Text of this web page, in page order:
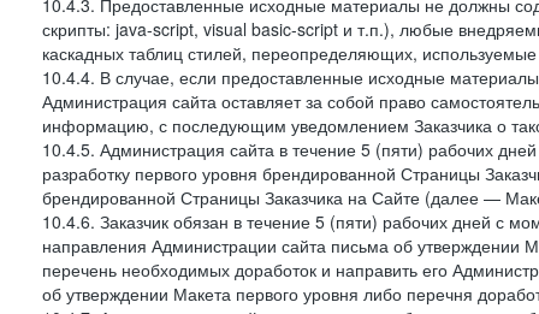
10.4.3. Предоставленные исходные материалы не должны
скрипты: java-script, visual basic-script и т.п.), любые
каскадных таблиц стилей, переопределяющих,
10.4.4. В случае, если предоставленные исходные
Администрация сайта оставляет за собой право
информацию, с последующим уведомлением Заказчика о
10.4.5. Администрация сайта в течение 5 (пяти) рабочих
разработку первого уровня брендированной Страницы
брендированной Страницы Заказчика на Сайте (далее —
10.4.6. Заказчик обязан в течение 5 (пяти) рабочих дней с
направления Администрации сайта письма об утверждении
перечень необходимых доработок и направить его
об утверждении Макета первого уровня либо перечня